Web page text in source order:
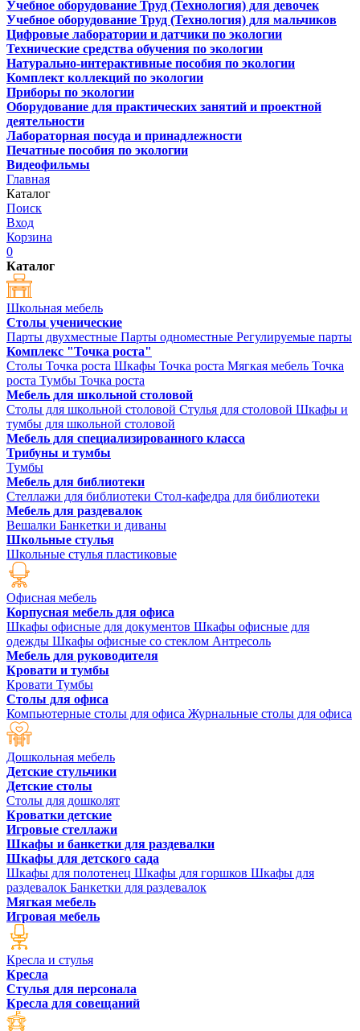
Учебное оборудование Труд (Технология) для девочек
Учебное оборудование Труд (Технология) для мальчиков
Цифровые лаборатории и датчики по экологии
Технические средства обучения по экологии
Натурально-интерактивные пособия по экологии
Комплект коллекций по экологии
Приборы по экологии
Оборудование для практических занятий и проектной
деятельности
Лабораторная посуда и принадлежности
Печатные пособия по экологии
Видеофильмы
Главная
Каталог
Поиск
Вход
Корзина
0
Каталог
Школьная мебель
Столы ученические
Парты двухместные Парты одноместные Регулируемые парты
Комплекс "Точка роста"
Столы Точка роста Шкафы Точка роста Мягкая мебель Точка
роста Тумбы Точка роста
Мебель для школьной столовой
Столы для школьной столовой Стулья для столовой Шкафы и
тумбы для школьной столовой
Мебель для специализированного класса
Трибуны и тумбы
Тумбы
Мебель для библиотеки
Стеллажи для библиотеки Стол-кафедра для библиотеки
Мебель для раздевалок
Вешалки Банкетки и диваны
Школьные стулья
Школьные стулья пластиковые
Офисная мебель
Корпусная мебель для офиса
Шкафы офисные для документов Шкафы офисные для
одежды Шкафы офисные со стеклом Антресоль
Мебель для руководителя
Кровати и тумбы
Кровати Тумбы
Столы для офиса
Компьютерные столы для офиса Журнальные столы для офиса
Дошкольная мебель
Детские стульчики
Детские столы
Столы для дошколят
Кроватки детские
Игровые стеллажи
Шкафы и банкетки для раздевалки
Шкафы для детского сада
Шкафы для полотенец Шкафы для горшков Шкафы для
раздевалок Банкетки для раздевалок
Мягкая мебель
Игровая мебель
Кресла и стулья
Кресла
Стулья для персонала
Кресла для совещаний